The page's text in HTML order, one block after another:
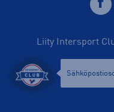
Liity Intersport